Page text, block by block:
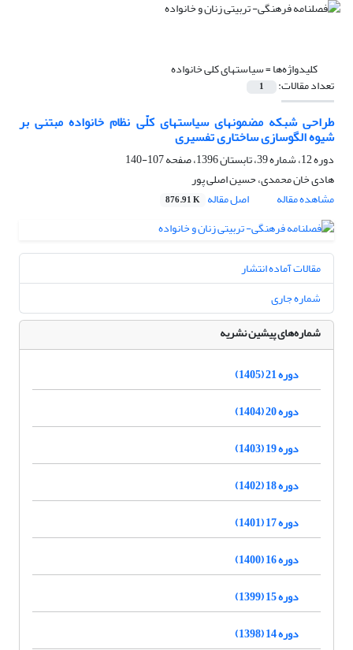
کلیدواژه‌ها =سیاستهای کلی خانواده
تعداد مقالات: 1
طراحی شبکه مضمونهای سیاستهای کلّی نظام خانواده مبتنی بر
شیوه الگوسازی ساختاری تفسیری
دوره 12، شماره 39، تابستان 1396، صفحه
107-140
هادی خان محمدی، حسین اصلی پور
مشاهده مقاله
اصل مقاله 876.91 K
مقالات آماده انتشار
شماره جاری
شماره‌های پیشین نشریه
دوره 21 (1405)
دوره 20 (1404)
دوره 19 (1403)
دوره 18 (1402)
دوره 17 (1401)
دوره 16 (1400)
دوره 15 (1399)
دوره 14 (1398)